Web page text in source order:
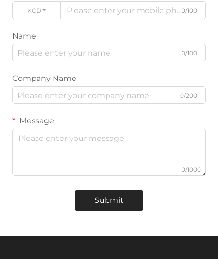
KOD 0/100
Name
0/100
Company Name
0/200
Message
0/1000
Submit